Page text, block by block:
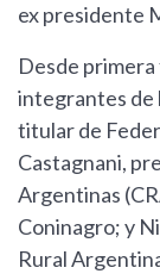
ex presidente
Desde
integrantes de
titular de
Castagnani,
Argentinas
Coninagro; y
Rural